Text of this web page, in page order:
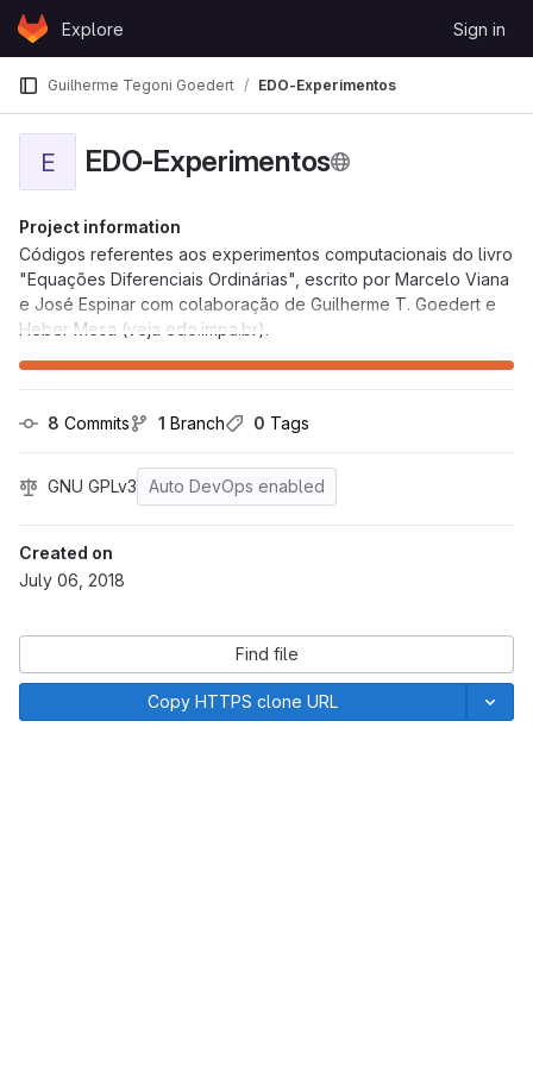
Skip to content
GitLabExplore Sign in
Guilherme Tegoni Goedert EDO-Experimentos
E EDO-Experimentos
Project information
Códigos referentes aos experimentos computacionais do livro
"Equações Diferenciais Ordinárias", escrito por Marcelo Viana
e José Espinar com colaboração de Guilherme T. Goedert e
Heber Mesa (veja edo.impa.br).
8 Commits 1 Branch 0 Tags
GNU GPLv3 Auto DevOps enabled
Created on
July 06, 2018
Find file
Copy HTTPS clone URL